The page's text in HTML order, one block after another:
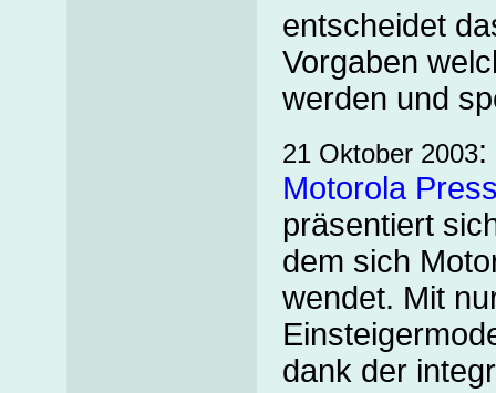
entscheidet
Vorgaben
werden und
21 Oktober 2003:
Motorola
präsentiert
dem sich
wendet. Mit
dank der